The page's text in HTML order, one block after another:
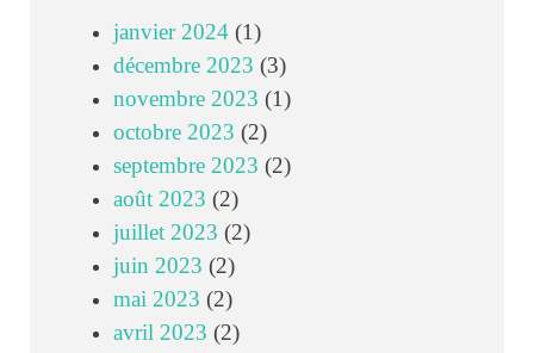
janvier 2024 (1)
décembre 2023 (3)
novembre 2023 (1)
octobre 2023 (2)
septembre 2023 (2)
août 2023 (2)
juillet 2023 (2)
juin 2023 (2)
mai 2023 (2)
avril 2023 (2)